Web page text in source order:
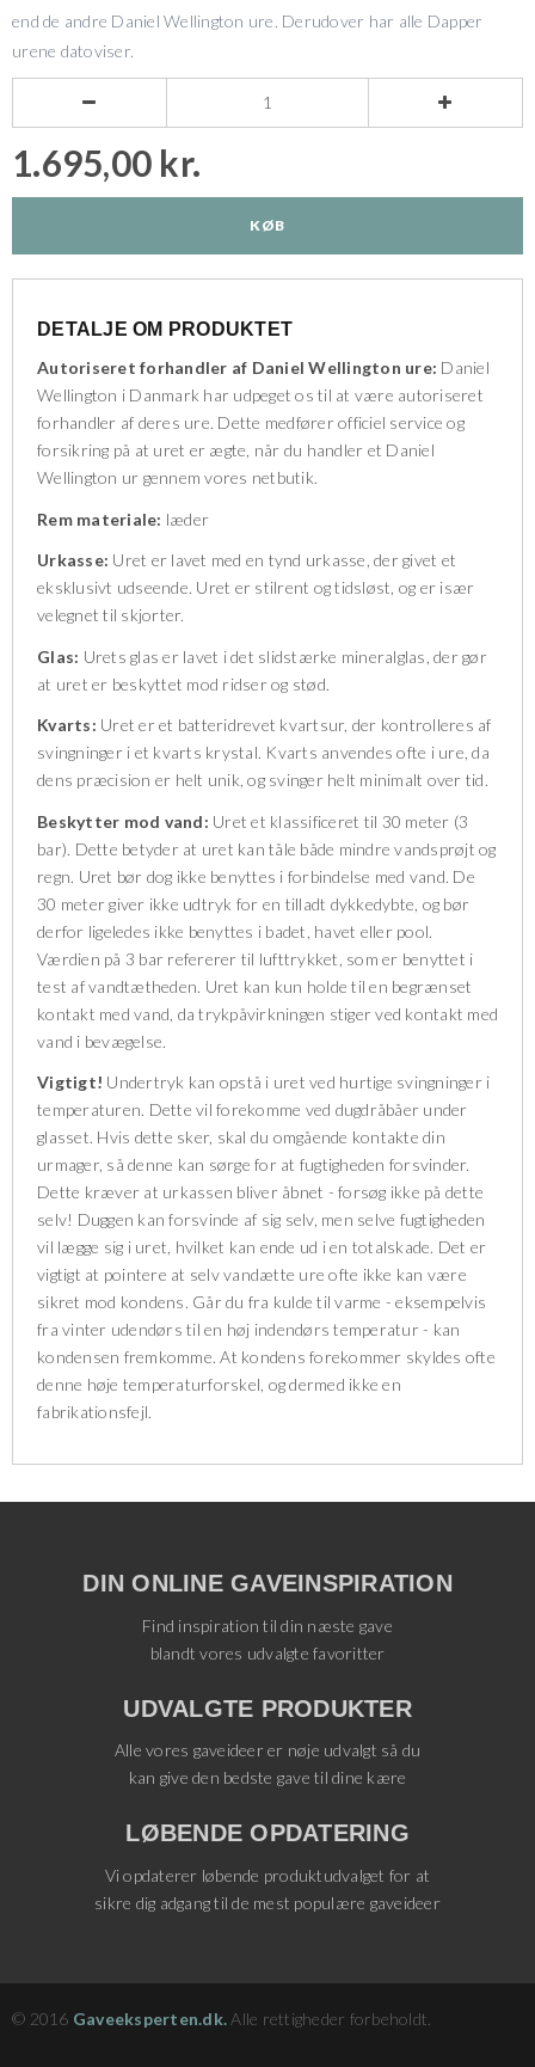
end de andre Daniel Wellington ure. Derudover har alle Dapper
urene datoviser.
 
1.695,00 kr.
KØB
DETALJE OM PRODUKTET
Autoriseret forhandler af Daniel Wellington ure: Daniel
Wellington i Danmark har udpeget os til at være autoriseret
forhandler af deres ure. Dette medfører officiel service og
forsikring på at uret er ægte, når du handler et Daniel
Wellington ur gennem vores netbutik.
Rem materiale: læder
Urkasse: Uret er lavet med en tynd urkasse, der givet et
eksklusivt udseende. Uret er stilrent og tidsløst, og er især
velegnet til skjorter.
Glas: Urets glas er lavet i det slidstærke mineralglas, der gør
at uret er beskyttet mod ridser og stød.
Kvarts: Uret er et batteridrevet kvartsur, der kontrolleres af
svingninger i et kvarts krystal. Kvarts anvendes ofte i ure, da
dens præcision er helt unik, og svinger helt minimalt over tid.
Beskytter mod vand: Uret et klassificeret til 30 meter (3
bar). Dette betyder at uret kan tåle både mindre vandsprøjt og
regn. Uret bør dog ikke benyttes i forbindelse med vand. De
30 meter giver ikke udtryk for en tilladt dykkedybte, og bør
derfor ligeledes ikke benyttes i badet, havet eller pool.
Værdien på 3 bar refererer til lufttrykket, som er benyttet i
test af vandtætheden. Uret kan kun holde til en begrænset
kontakt med vand, da trykpåvirkningen stiger ved kontakt med
vand i bevægelse.
Vigtigt! Undertryk kan opstå i uret ved hurtige svingninger i
temperaturen. Dette vil forekomme ved dugdråbåer under
glasset. Hvis dette sker, skal du omgående kontakte din
urmager, så denne kan sørge for at fugtigheden forsvinder.
Dette kræver at urkassen bliver åbnet - forsøg ikke på dette
selv! Duggen kan forsvinde af sig selv, men selve fugtigheden
vil lægge sig i uret, hvilket kan ende ud i en totalskade. Det er
vigtigt at pointere at selv vandætte ure ofte ikke kan være
sikret mod kondens. Går du fra kulde til varme - eksempelvis
fra vinter udendørs til en høj indendørs temperatur - kan
kondensen fremkomme. At kondens forekommer skyldes ofte
denne høje temperaturforskel, og dermed ikke en
fabrikationsfejl.
DIN ONLINE GAVEINSPIRATION
Find inspiration til din næste gave
blandt vores udvalgte favoritter
UDVALGTE PRODUKTER
Alle vores gaveideer er nøje udvalgt så du
kan give den bedste gave til dine kære
LØBENDE OPDATERING
Vi opdaterer løbende produktudvalget for at
sikre dig adgang til de mest populære gaveideer
© 2016 Gaveeksperten.dk. Alle rettigheder forbeholdt.